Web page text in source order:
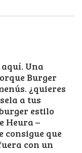
Una
Burger
¿quieres
a tus
estilo
Heura –
consigue que
con un